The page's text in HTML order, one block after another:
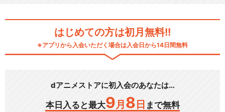
はじめての方は初月無料!!
※アプリから入会いただく場合は入会日から14日間無料
dアニメストアに初入会のあなたは…
本日入ると最大9 月 8 日 まで無料